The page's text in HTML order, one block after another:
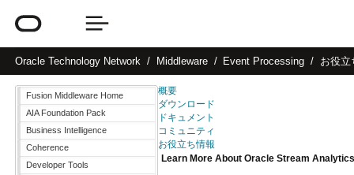
Oracle Technology Network Middleware Event Processing お役立
Fusion Middleware Home
AIA Foundation Pack
Business Intelligence
Coherence
Developer Tools
概要
ダウンロード
ドキュメント
コミュニティ
お役立ち情報
Learn More About Oracle Stream